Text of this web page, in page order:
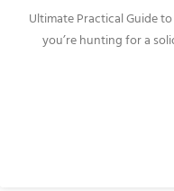
Ultimate Practical Guide
you’re hunting for a